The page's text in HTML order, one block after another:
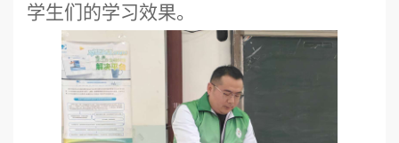
学生们的学习效果。